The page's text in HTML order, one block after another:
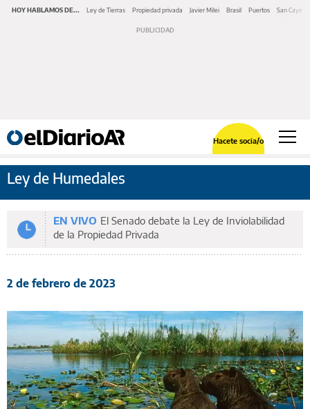
HOY HABLAMOS DE... Ley de Tierras Propiedad privada Javier Milei Brasil Puertos San
Hacete socia/o
Ley de Humedales
EN VIVO El Senado debate la Ley de Inviolabilidad
de la Propiedad Privada
2 de febrero de 2023